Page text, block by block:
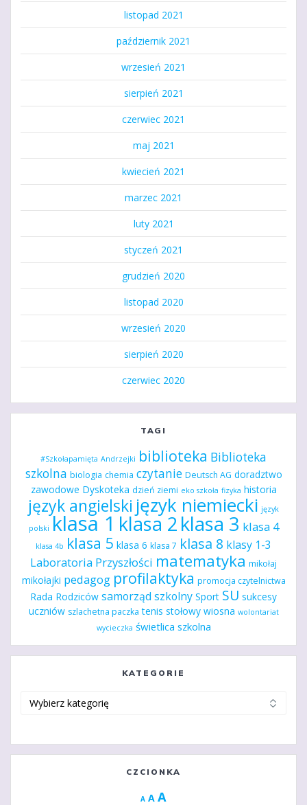
listopad 2021
październik 2021
wrzesień 2021
sierpień 2021
czerwiec 2021
maj 2021
kwiecień 2021
marzec 2021
luty 2021
styczeń 2021
grudzień 2020
listopad 2020
wrzesień 2020
sierpień 2020
czerwiec 2020
TAGI
#Szkołapamięta Andrzejki biblioteka Biblioteka
szkolna biologia chemia czytanie Deutsch AG doradztwo
zawodowe Dyskoteka dzień ziemi eko szkoła fizyka historia
język angielski język niemiecki język
polski klasa 1 klasa 2klasa 3 klasa 4
klasa 4b klasa 5 klasa 6 klasa 7 klasa 8 klasy 1-3
Laboratoria Przyszłości matematyka mikołaj
mikołajki pedagog profilaktyka promocja czytelnictwa
Rada Rodziców samorząd szkolny Sport SU sukcesy
uczniów szlachetna paczka tenis stołowy wiosna wolontariat
wycieczka świetlica szkolna
KATEGORIE
CZCIONKA
A Decrease
A Reset
A